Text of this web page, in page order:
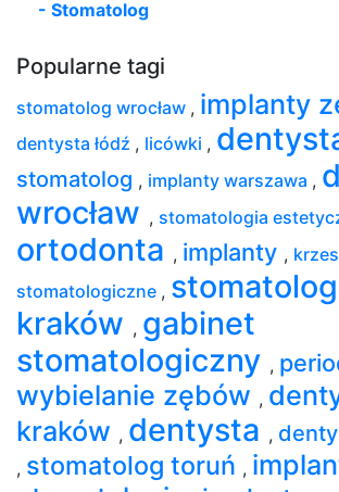
- Stomatolog
Popularne tagi
stomatolog wrocław , implanty
dentysta łódź , licówki ,
stomatolog , implanty warszawa ,
wrocław , stomatologia
ortodonta , implanty ,
stomatologiczne ,
kraków , gabinet
stomatologiczny ,
wybielanie zębów ,
kraków , dentysta ,
, stomatolog toruń ,